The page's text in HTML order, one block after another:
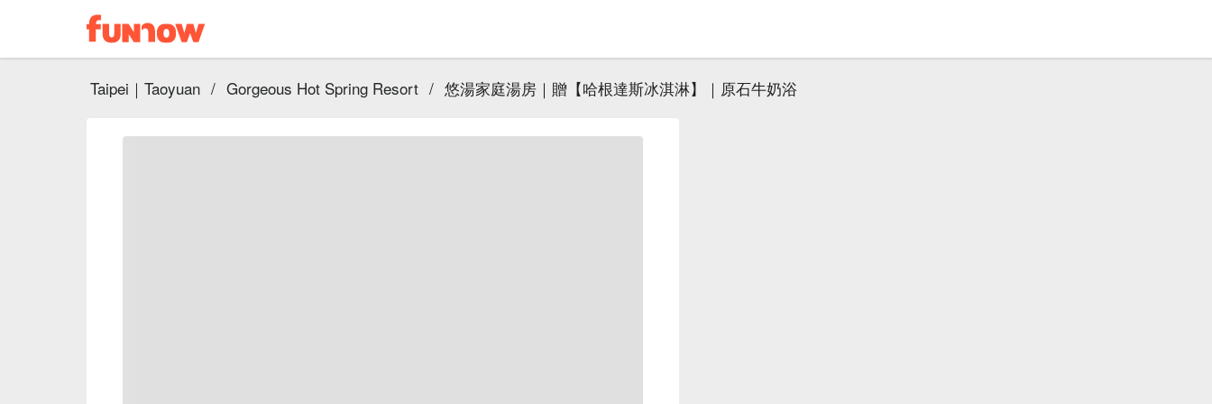
Taipei｜Taoyuan / Gorgeous Hot Spring Resort / 悠湯家庭湯房｜贈【哈根達斯冰淇淋】｜原石牛奶浴